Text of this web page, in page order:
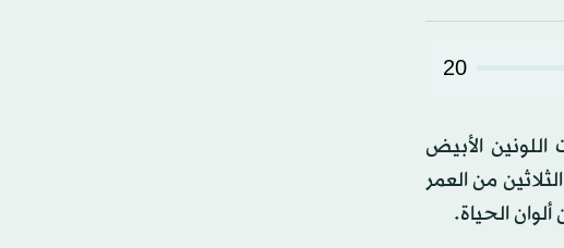
20
الأبيض
من العمر
الحياة.